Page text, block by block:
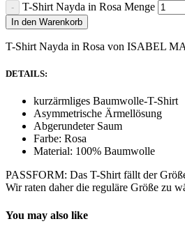
T-Shirt Nayda in Rosa Menge
In den Warenkorb
T-Shirt Nayda in Rosa von ISABEL
DETAILS:
kurzärmliges Baumwolle-T-Shirt
Asymmetrische Ärmellösung
Abgerundeter Saum
Farbe: Rosa
Material: 100% Baumwolle
PASSFORM: Das T-Shirt fällt der
Wir raten daher die reguläre Größe zu
You may also like